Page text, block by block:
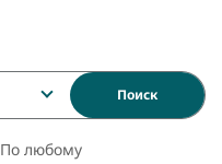
Поиск
По любому